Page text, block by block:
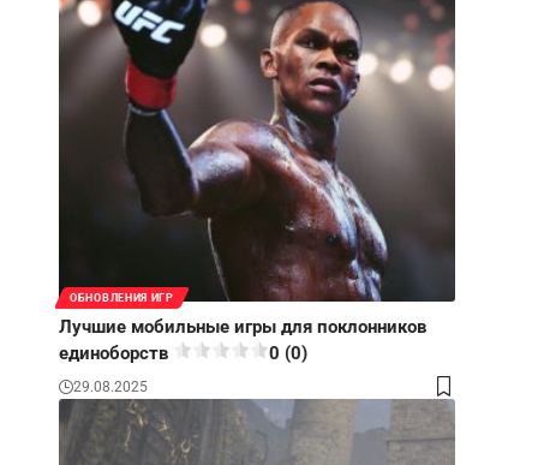
ОБНОВЛЕНИЯ ИГР
Лучшие мобильные игры для поклонников
единоборств
0 (0)
29.08.2025